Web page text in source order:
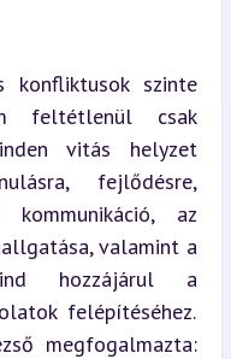
konfliktusok szinte
feltétlenül csak
vitás helyzet
fejlődésre,
az
valamint a
hozzájárul a
felépítéséhez.
megfogalmazta: